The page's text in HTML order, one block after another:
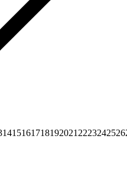
1415161718192021 2223242526